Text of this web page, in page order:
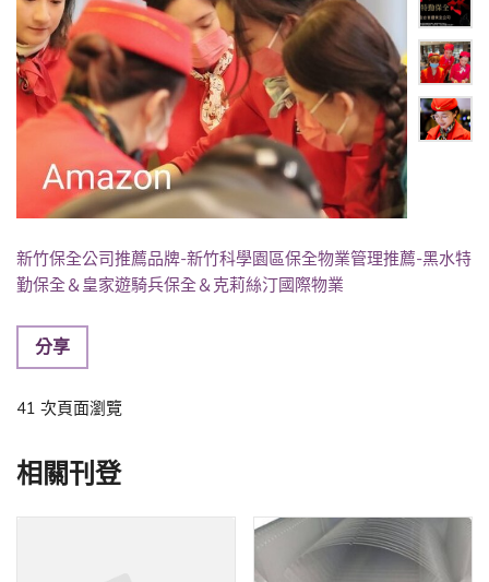
新竹保全公司推薦品牌-新竹科學園區保全物業管理推薦-黑水特
勤保全＆皇家遊騎兵保全＆克莉絲汀國際物業
分享
41 次頁面瀏覽
相關刊登